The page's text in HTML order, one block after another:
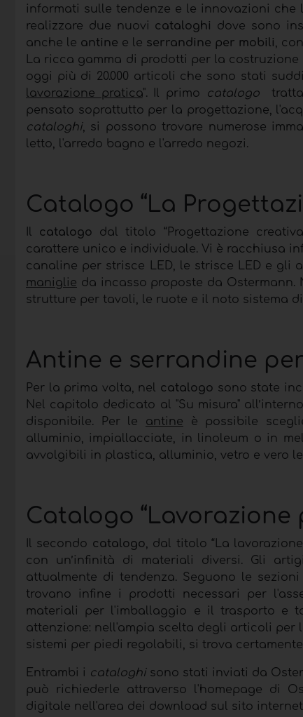
informati sulle tendenze e le innovazioni che
realizzare due nuovi cataloghi
dove sono
anche le antine e le serrandine per mobili,
La ricca gamma di prodotti per la
oggi più di 20.000 articoli che sono stati
lavorazione pratica". Il primo catalogotratta
pensato soprattutto per la progettazione,
cataloghi, si possono trovare numerose
letto, l'arredo bagno e l'arredo negozi.
Catalogo “La
Il catalogo dal titolo “Progettazione
carattere unico e individuale. Vi è racchiusa
canaline per strisce LED, le strisce LED e gli
maniglie da incasso proposte da Ostermann.
strutture per tavoli, le ruote e il noto sistema di
Antine e serrandine
Per la prima volta, nel catalogo sono state
Nel capitolo dedicato al "Su misura"
disponibile. Per le antine è possibile
alluminio, impiallacciate, in linoleum o in
avvolgibili in plastica, alluminio, vetro e vero
Catalogo “Lavorazione
Il secondo catalogo, dal titolo “La
con un’infinità di materiali diversi. Gli
attualmente di tendenza. Seguono le
trovano infine i prodotti necessari per
materiali per l'imballaggio e il trasporto e
attenzione: nell'ampia scelta degli articoli
sistemi per piedi regolabili, si trova
Entrambi i cataloghi sono stati inviati da
può richiederle attraverso l'homepage di
digitale nell'area dei download sul sito internet